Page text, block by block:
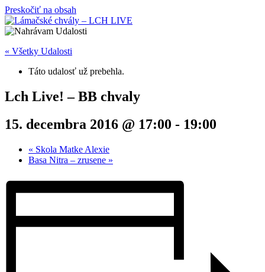
Preskočiť na obsah
« Všetky Udalosti
Táto udalosť už prebehla.
Lch Live! – BB chvaly
15. decembra 2016 @ 17:00 - 19:00
« Skola Matke Alexie
Basa Nitra – zrusene »